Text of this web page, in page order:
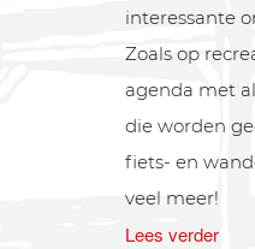
interessante
Zoals op
agenda met
die worden
fiets- en
veel meer!
Lees verder